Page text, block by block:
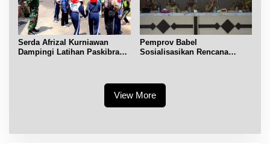
Serda Afrizal Kurniawan
Dampingi Latihan Paskibra
Pemprov Babel
Sosialisasikan Rencana
View More